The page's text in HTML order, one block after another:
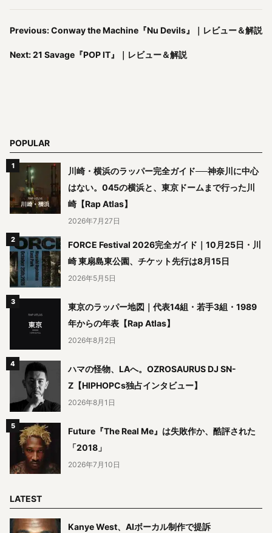
Previous: Conway the Machine『Nu Devils』｜レビュー＆解説
Next: 21 Savage『POP IT』｜レビュー＆解説
POPULAR
川崎・横浜のラッパー完全ガイド──神奈川に中心
はない。045の横浜と、東京ドームまで行った川
崎【Rap Atlas】
2026年7月27日
FORCE Festival 2026完全ガイド｜10月25日・川
崎 東扇島東公園、チケット先行は8月15日
2026年5月5日
東京のラッパー地図｜代表14組・若手3組・1989
年からの年表【Rap Atlas】
2026年8月2日
ハマの怪物、LAへ。OZROSAURUS DJ SN-
Z【HIPHOPCs独占インタビュー】
2026年8月1日
Future『The Real Me』は失敗作か、酷評された
「2018」
2026年7月10日
LATEST
Kanye West、AIボーカル制作で提訴